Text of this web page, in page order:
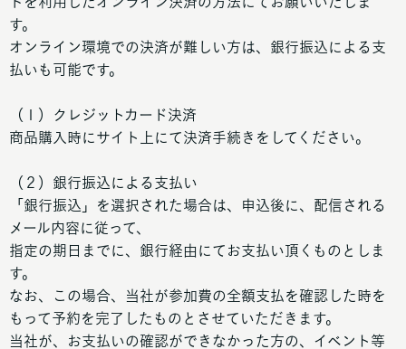
す。
オンライン環境での決済が難しい方は、銀行振込による支
払いも可能です。
（１）クレジットカード決済
商品購入時にサイト上にて決済手続きをしてください。
（２）銀行振込による支払い
「銀行振込」を選択された場合は、申込後に、配信される
メール内容に従って、
指定の期日までに、銀行経由にてお支払い頂くものとしま
す。
なお、この場合、当社が参加費の全額支払を確認した時を
もって予約を完了したものとさせていただきます。
当社が、お支払いの確認ができなかった方の、イベント等